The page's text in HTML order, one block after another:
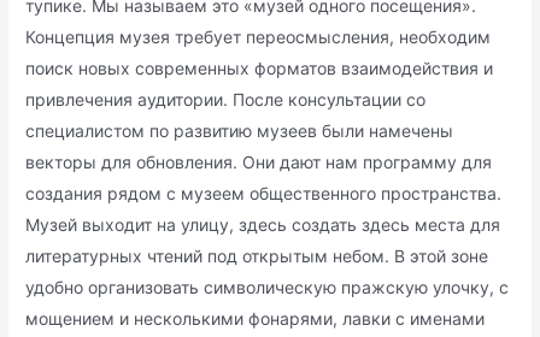
тупике. Мы называем это «музей одного посещения».
Концепция музея требует переосмысления, необходим
поиск новых современных форматов взаимодействия и
привлечения аудитории. После консультации со
специалистом по развитию музеев были намечены
векторы для обновления. Они дают нам программу для
создания рядом с музеем общественного пространства.
Музей выходит на улицу, здесь создать здесь места для
литературных чтений под открытым небом. В этой зоне
удобно организовать символическую пражскую улочку, с
мощением и несколькими фонарями, лавки с именами